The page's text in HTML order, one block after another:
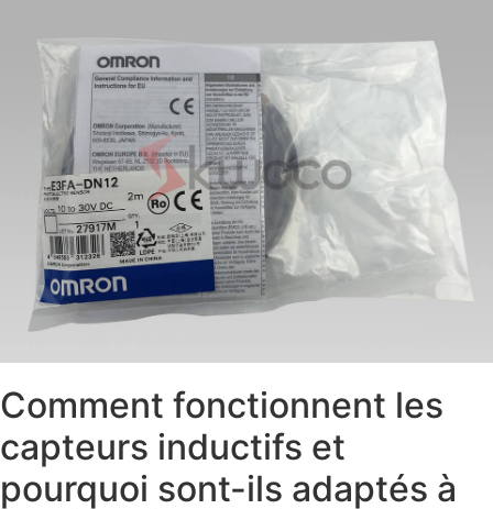
Comment fonctionnent les
capteurs inductifs et
pourquoi sont-ils adaptés à